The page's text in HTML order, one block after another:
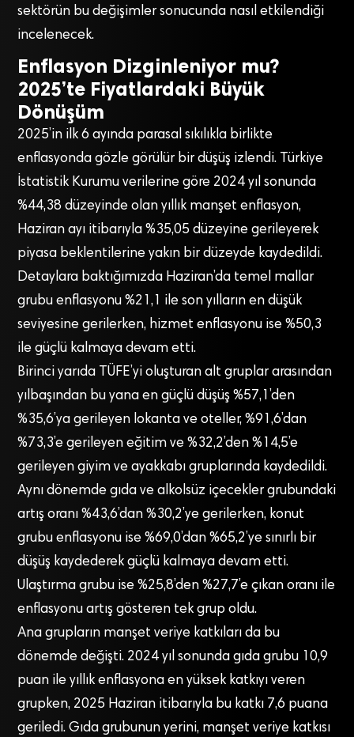
sektörün bu değişimler sonucunda nasıl etkilendiği
incelenecek.
Enflasyon Dizginleniyor mu?
2025’te Fiyatlardaki Büyük
Dönüşüm
2025’in ilk 6 ayında parasal sıkılıkla birlikte
enflasyonda gözle görülür bir düşüş izlendi. Türkiye
İstatistik Kurumu verilerine göre 2024 yıl sonunda
%44,38 düzeyinde olan yıllık manşet enflasyon,
Haziran ayı itibarıyla %35,05 düzeyine gerileyerek
piyasa beklentilerine yakın bir düzeyde kaydedildi.
Detaylara baktığımızda Haziran’da temel mallar
grubu enflasyonu %21,1 ile son yılların en düşük
seviyesine gerilerken, hizmet enflasyonu ise %50,3
ile güçlü kalmaya devam etti.
Birinci yarıda TÜFE’yi oluşturan alt gruplar arasından
yılbaşından bu yana en güçlü düşüş %57,1’den
%35,6’ya gerileyen lokanta ve oteller, %91,6’dan
%73,3’e gerileyen eğitim ve %32,2’den %14,5’e
gerileyen giyim ve ayakkabı gruplarında kaydedildi.
Aynı dönemde gıda ve alkolsüz içecekler grubundaki
artış oranı %43,6’dan %30,2’ye gerilerken, konut
grubu enflasyonu ise %69,0’dan %65,2’ye sınırlı bir
düşüş kaydederek güçlü kalmaya devam etti.
Ulaştırma grubu ise %25,8’den %27,7’e çıkan oranı ile
enflasyonu artış gösteren tek grup oldu.
Ana grupların manşet veriye katkıları da bu
dönemde değişti. 2024 yıl sonunda gıda grubu 10,9
puan ile yıllık enflasyona en yüksek katkıyı veren
grupken, 2025 Haziran itibarıyla bu katkı 7,6 puana
geriledi. Gıda grubunun yerini, manşet veriye katkısı